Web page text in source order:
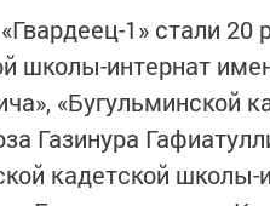
1» стали
школы-интернат
«Бугульминской
Газинура
кадетской школы-